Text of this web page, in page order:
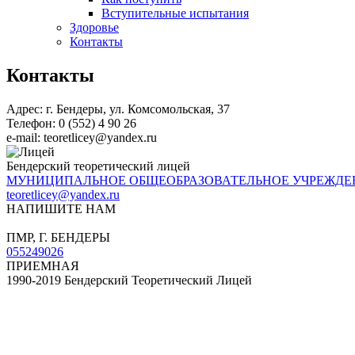
Вступительные испытания
Здоровье
Контакты
Контакты
Адрес: г. Бендеры, ул. Комсомольская, 37
Телефон: 0 (552) 4 90 26
e-mail: teoretlicey@yandex.ru
Бендерский теоретический лицей
МУНИЦИПАЛЬНОЕ ОБЩЕОБРАЗОВАТЕЛЬНОЕ
teoretlicey@yandex.ru
НАПИШИТЕ НАМ
ПМР, Г. БЕНДЕРЫ
055249026
ПРИЕМНАЯ
1990-2019 Бендерский Теоретический Лицей